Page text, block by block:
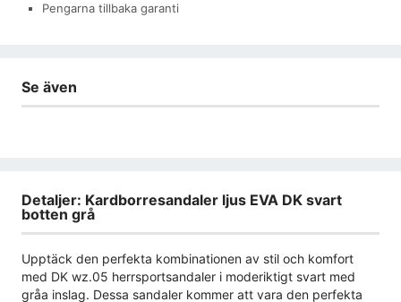
Pengarna tillbaka garanti
Se även
Detaljer: Kardborresandaler ljus EVA DK svart
botten grå
Upptäck den perfekta kombinationen av stil och komfort
med DK wz.05 herrsportsandaler i moderiktigt svart med
gråa inslag. Dessa sandaler kommer att vara den perfekta